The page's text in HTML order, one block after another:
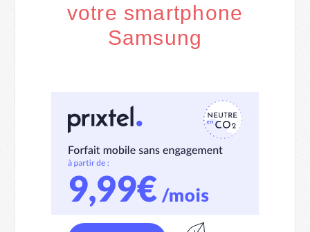
votre smartphone
Samsung